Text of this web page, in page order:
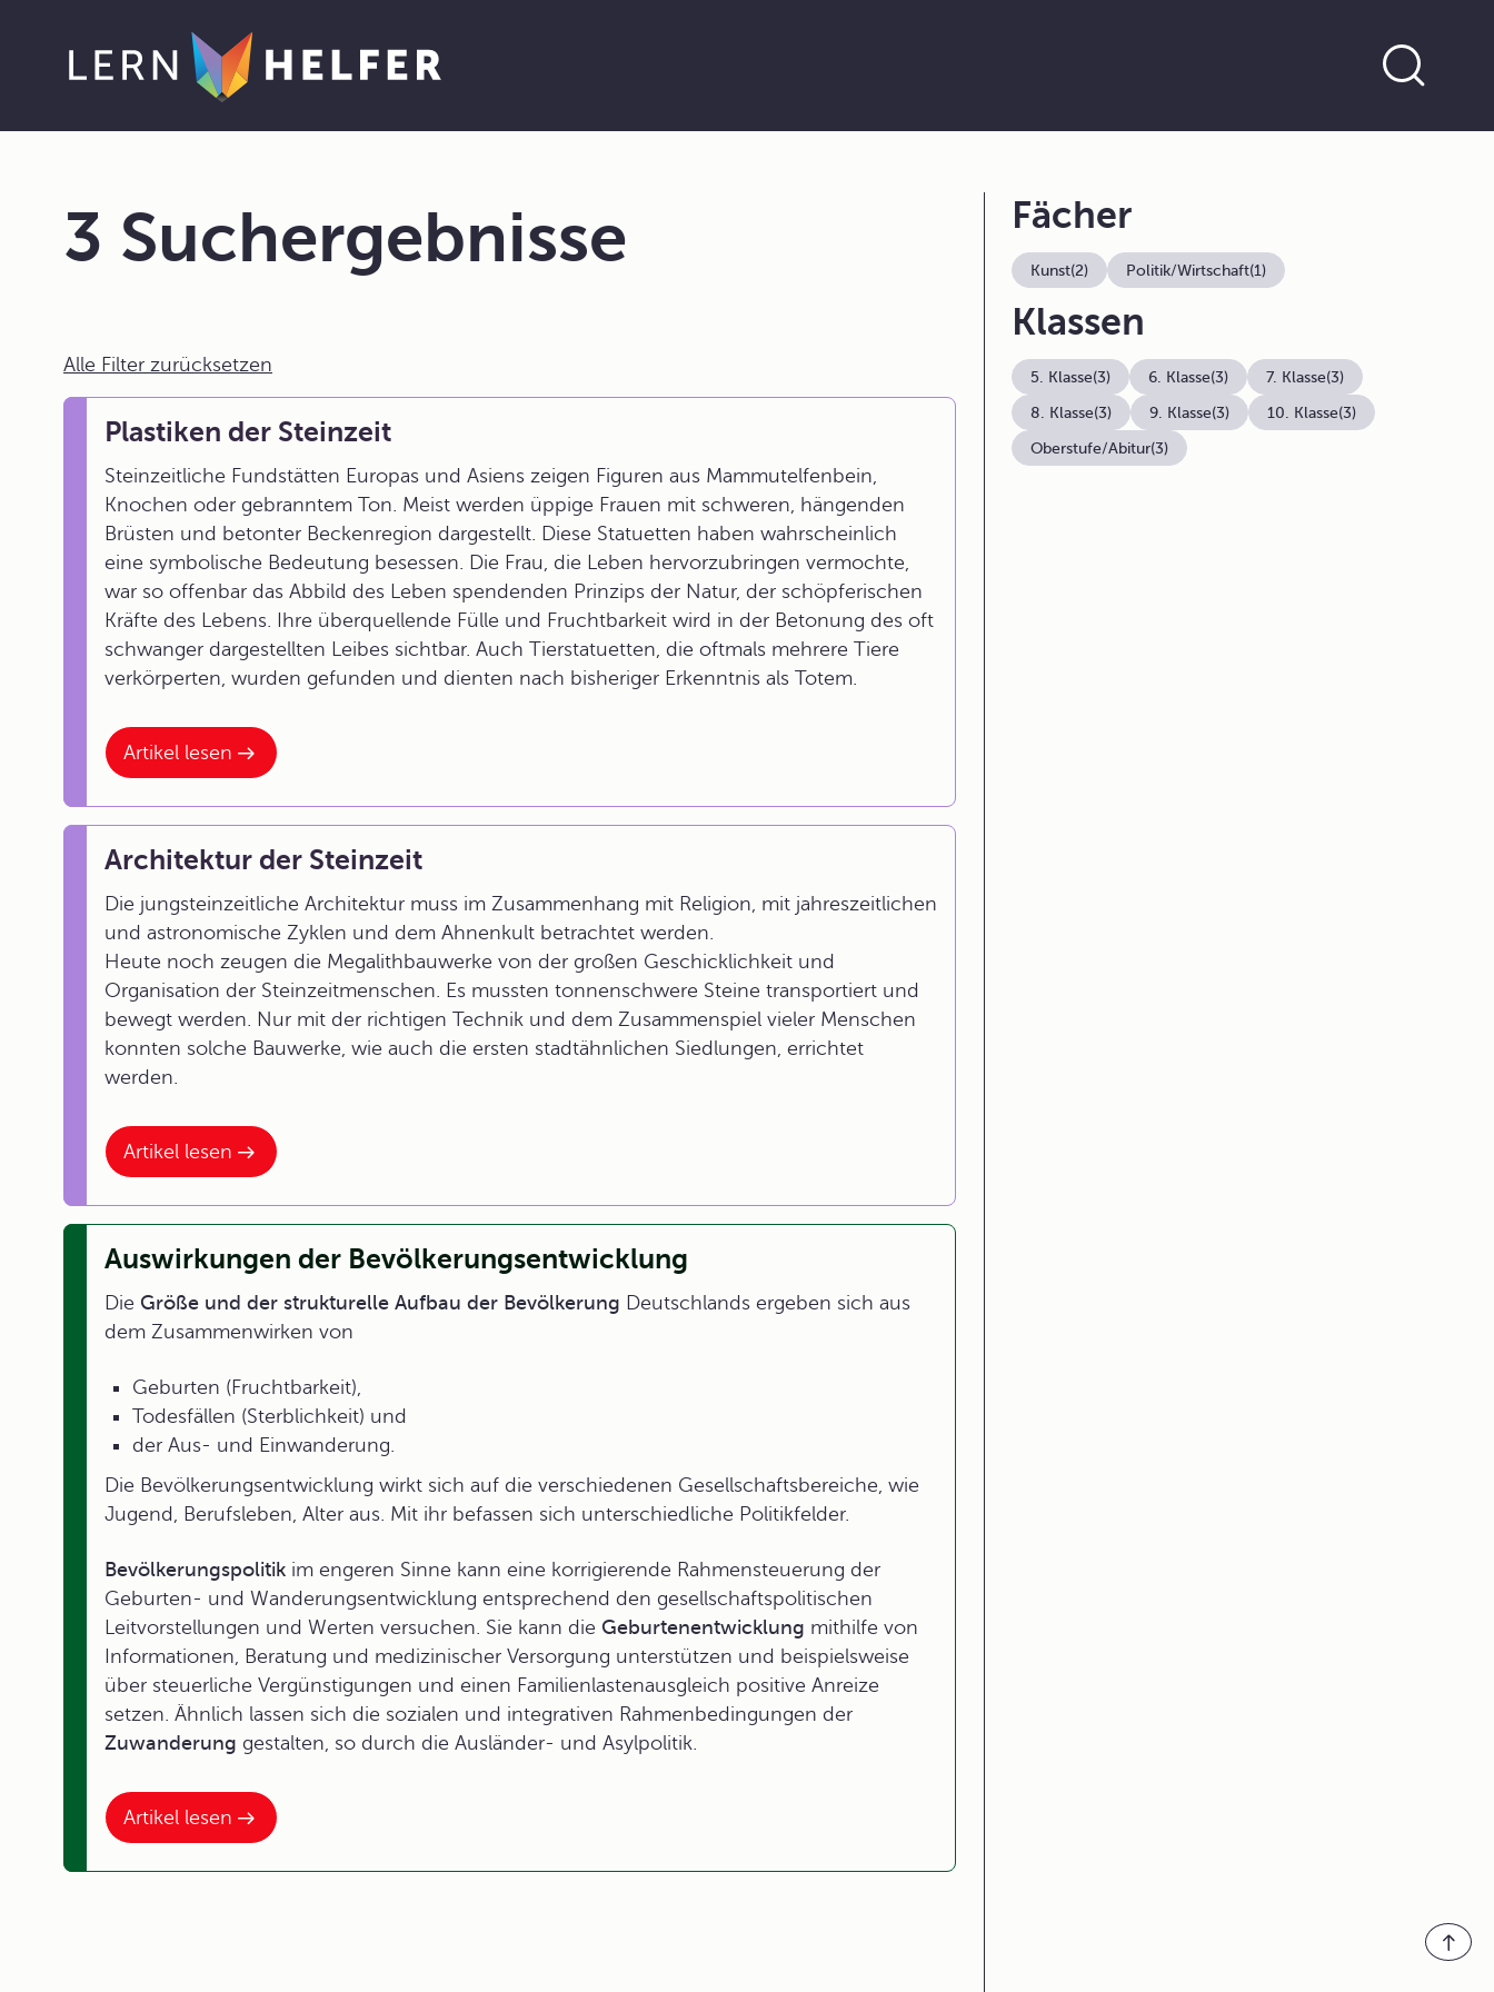
3 Suchergebnisse
Alle Filter zurücksetzen
Artikel lesen
Plastiken der Steinzeit
Steinzeitliche Fundstätten Europas und Asiens zeigen Figuren aus Mammutelfenbein,
Knochen oder gebranntem Ton. Meist werden üppige Frauen mit schweren, hängenden
Brüsten und betonter Beckenregion dargestellt. Diese Statuetten haben wahrscheinlich
eine symbolische Bedeutung besessen. Die Frau, die Leben hervorzubringen vermochte,
war so offenbar das Abbild des Leben spendenden Prinzips der Natur, der schöpferischen
Kräfte des Lebens. Ihre überquellende Fülle und Fruchtbarkeit wird in der Betonung des oft
schwanger dargestellten Leibes sichtbar. Auch Tierstatuetten, die oftmals mehrere Tiere
verkörperten, wurden gefunden und dienten nach bisheriger Erkenntnis als Totem.
Artikel lesen
Architektur der Steinzeit
Die jungsteinzeitliche Architektur muss im Zusammenhang mit Religion, mit jahreszeitlichen
und astronomische Zyklen und dem Ahnenkult betrachtet werden.
Heute noch zeugen die Megalithbauwerke von der großen Geschicklichkeit und
Organisation der Steinzeitmenschen. Es mussten tonnenschwere Steine transportiert und
bewegt werden. Nur mit der richtigen Technik und dem Zusammenspiel vieler Menschen
konnten solche Bauwerke, wie auch die ersten stadtähnlichen Siedlungen, errichtet
werden.
Artikel lesen
Auswirkungen der Bevölkerungsentwicklung
Die Größe und der strukturelle Aufbau der Bevölkerung Deutschlands ergeben sich aus
dem Zusammenwirken von
Geburten (Fruchtbarkeit),
Todesfällen (Sterblichkeit) und
der Aus- und Einwanderung.
Die Bevölkerungsentwicklung wirkt sich auf die verschiedenen Gesellschaftsbereiche, wie
Jugend, Berufsleben, Alter aus. Mit ihr befassen sich unterschiedliche Politikfelder.
Bevölkerungspolitik im engeren Sinne kann eine korrigierende Rahmensteuerung der
Geburten- und Wanderungsentwicklung entsprechend den gesellschaftspolitischen
Leitvorstellungen und Werten versuchen. Sie kann die Geburtenentwicklung mithilfe von
Informationen, Beratung und medizinischer Versorgung unterstützen und beispielsweise
über steuerliche Vergünstigungen und einen Familienlastenausgleich positive Anreize
setzen. Ähnlich lassen sich die sozialen und integrativen Rahmenbedingungen der
Zuwanderung gestalten, so durch die Ausländer- und Asylpolitik.
Fächer
Kunst(2) Politik/Wirtschaft(1)
Klassen
5. Klasse(3) 6. Klasse(3) 7. Klasse(3)
8. Klasse(3) 9. Klasse(3) 10. Klasse(3)
Oberstufe/Abitur(3)